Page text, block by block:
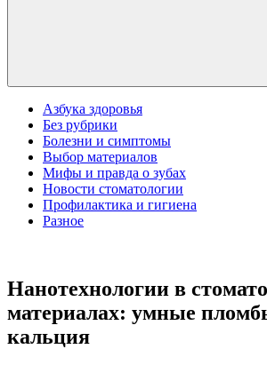
Азбука здоровья
Без рубрики
Болезни и симптомы
Выбор материалов
Мифы и правда о зубах
Новости стоматологии
Профилактика и гигиена
Разное
Нанотехнологии в
материалах: умные
кальция